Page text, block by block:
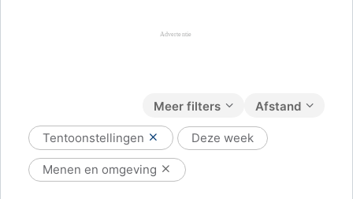
Afstand
Meer filters
Tentoonstellingen Deze week
Menen en omgeving